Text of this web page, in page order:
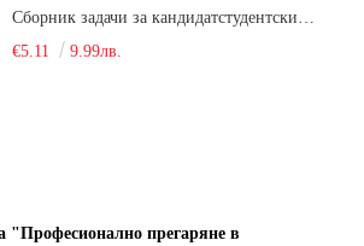
Сборник задачи за кандидатстудентски изпит по химия
€5.11
9.99лв.
"Професионално прегаряне в